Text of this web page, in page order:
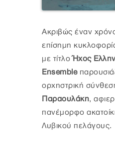
Ακριβώς έναν
επίσημη
με τίτλοΉχος
Ensemble
ορχηστρική
Παραουλάκη,
πανέμορφο
Λυβικού πελάγους.